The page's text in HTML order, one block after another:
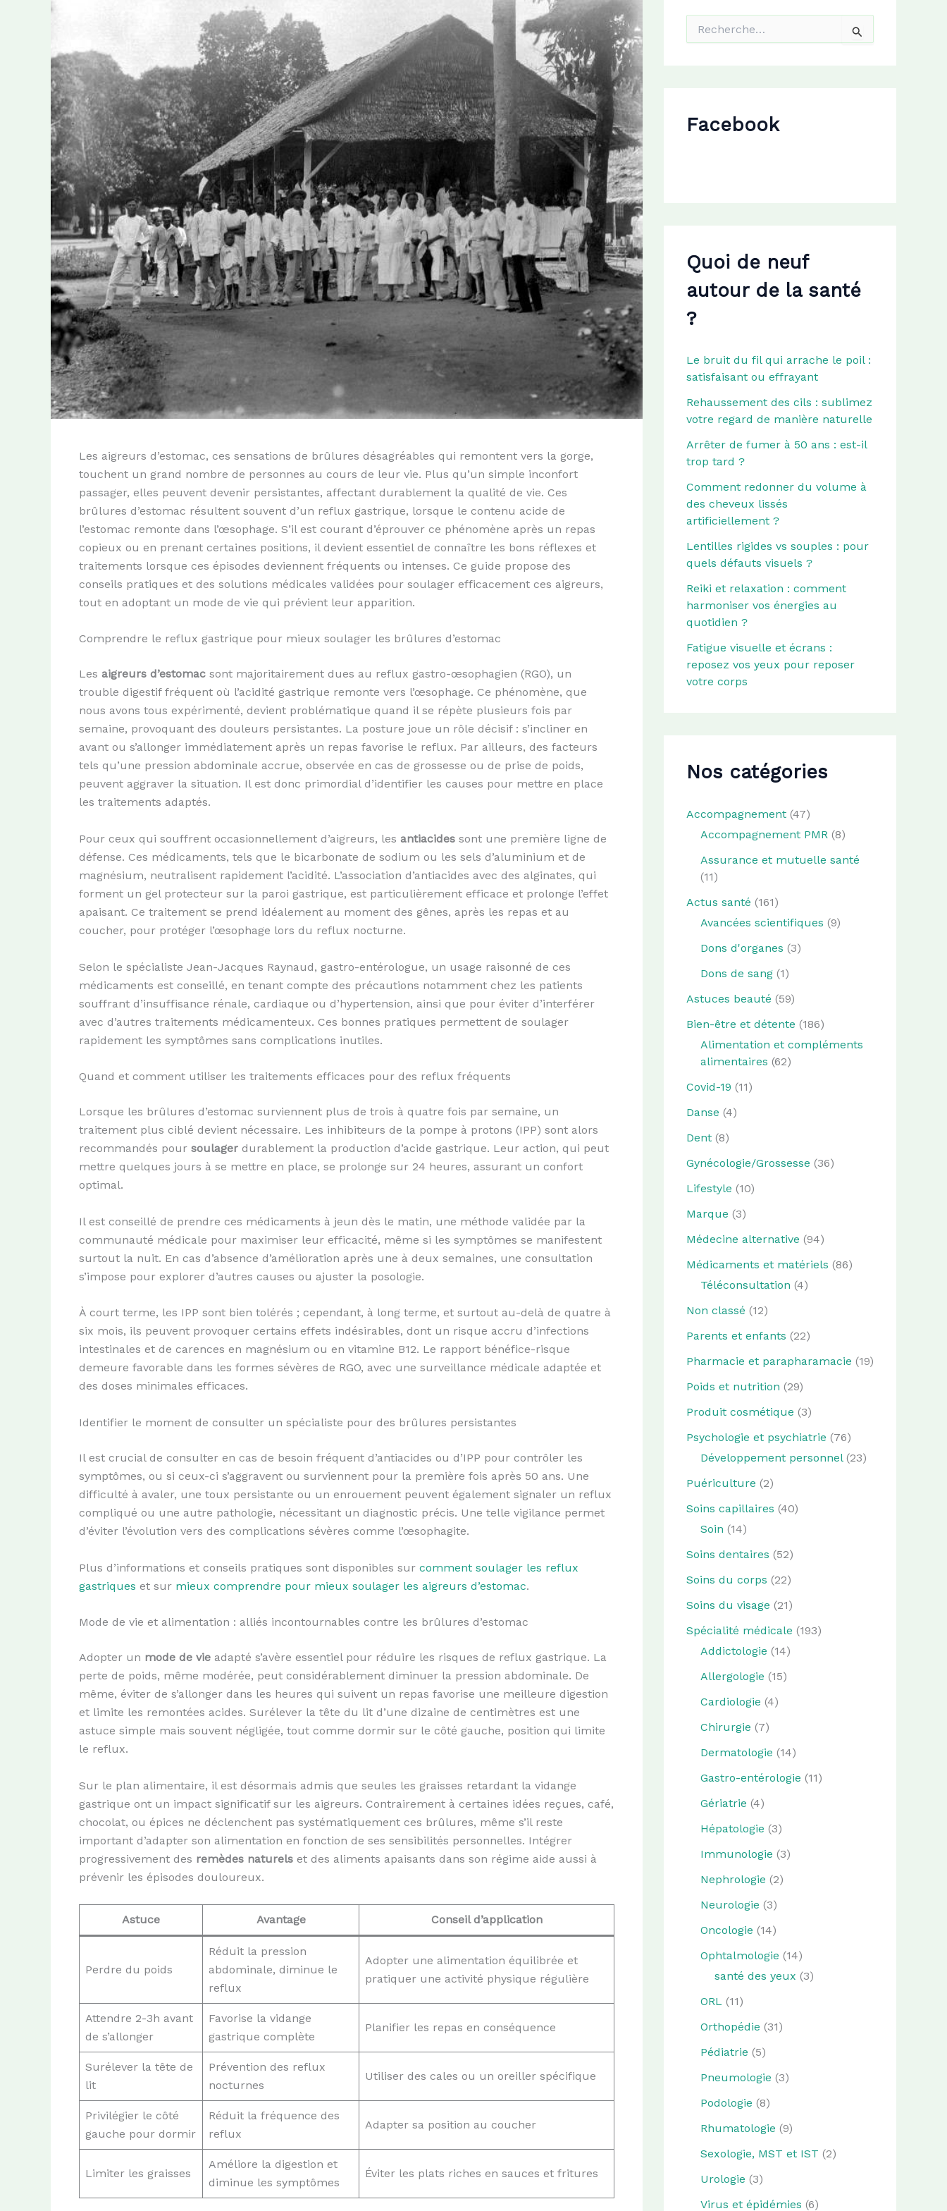
Les aigreurs d’estomac, ces sensations de brûlures désagréables qui remontent vers la gorge,
touchent un grand nombre de personnes au cours de leur vie. Plus qu’un simple inconfort
passager, elles peuvent devenir persistantes, affectant durablement la qualité de vie. Ces
brûlures d’estomac résultent souvent d’un reflux gastrique, lorsque le contenu acide de
l’estomac remonte dans l’œsophage. S’il est courant d’éprouver ce phénomène après un repas
copieux ou en prenant certaines positions, il devient essentiel de connaître les bons réflexes et
traitements lorsque ces épisodes deviennent fréquents ou intenses. Ce guide propose des
conseils pratiques et des solutions médicales validées pour soulager efficacement ces aigreurs,
tout en adoptant un mode de vie qui prévient leur apparition.
Comprendre le reflux gastrique pour mieux soulager les brûlures d’estomac
Les aigreurs d’estomac sont majoritairement dues au reflux gastro-œsophagien (RGO), un
trouble digestif fréquent où l’acidité gastrique remonte vers l’œsophage. Ce phénomène, que
nous avons tous expérimenté, devient problématique quand il se répète plusieurs fois par
semaine, provoquant des douleurs persistantes. La posture joue un rôle décisif : s’incliner en
avant ou s’allonger immédiatement après un repas favorise le reflux. Par ailleurs, des facteurs
tels qu’une pression abdominale accrue, observée en cas de grossesse ou de prise de poids,
peuvent aggraver la situation. Il est donc primordial d’identifier les causes pour mettre en place
les traitements adaptés.
Pour ceux qui souffrent occasionnellement d’aigreurs, les antiacides sont une première ligne de
défense. Ces médicaments, tels que le bicarbonate de sodium ou les sels d’aluminium et de
magnésium, neutralisent rapidement l’acidité. L’association d’antiacides avec des alginates, qui
forment un gel protecteur sur la paroi gastrique, est particulièrement efficace et prolonge l’effet
apaisant. Ce traitement se prend idéalement au moment des gênes, après les repas et au
coucher, pour protéger l’œsophage lors du reflux nocturne.
Selon le spécialiste Jean-Jacques Raynaud, gastro-entérologue, un usage raisonné de ces
médicaments est conseillé, en tenant compte des précautions notamment chez les patients
souffrant d’insuffisance rénale, cardiaque ou d’hypertension, ainsi que pour éviter d’interférer
avec d’autres traitements médicamenteux. Ces bonnes pratiques permettent de soulager
rapidement les symptômes sans complications inutiles.
Quand et comment utiliser les traitements efficaces pour des reflux fréquents
Lorsque les brûlures d’estomac surviennent plus de trois à quatre fois par semaine, un
traitement plus ciblé devient nécessaire. Les inhibiteurs de la pompe à protons (IPP) sont alors
recommandés pour soulager durablement la production d’acide gastrique. Leur action, qui peut
mettre quelques jours à se mettre en place, se prolonge sur 24 heures, assurant un confort
optimal.
Il est conseillé de prendre ces médicaments à jeun dès le matin, une méthode validée par la
communauté médicale pour maximiser leur efficacité, même si les symptômes se manifestent
surtout la nuit. En cas d’absence d’amélioration après une à deux semaines, une consultation
s’impose pour explorer d’autres causes ou ajuster la posologie.
À court terme, les IPP sont bien tolérés ; cependant, à long terme, et surtout au-delà de quatre à
six mois, ils peuvent provoquer certains effets indésirables, dont un risque accru d’infections
intestinales et de carences en magnésium ou en vitamine B12. Le rapport bénéfice-risque
demeure favorable dans les formes sévères de RGO, avec une surveillance médicale adaptée et
des doses minimales efficaces.
Identifier le moment de consulter un spécialiste pour des brûlures persistantes
Il est crucial de consulter en cas de besoin fréquent d’antiacides ou d’IPP pour contrôler les
symptômes, ou si ceux-ci s’aggravent ou surviennent pour la première fois après 50 ans. Une
difficulté à avaler, une toux persistante ou un enrouement peuvent également signaler un reflux
compliqué ou une autre pathologie, nécessitant un diagnostic précis. Une telle vigilance permet
d’éviter l’évolution vers des complications sévères comme l’œsophagite.
Plus d’informations et conseils pratiques sont disponibles sur comment soulager les reflux
gastriques et sur mieux comprendre pour mieux soulager les aigreurs d’estomac.
Mode de vie et alimentation : alliés incontournables contre les brûlures d’estomac
Adopter un mode de vie adapté s’avère essentiel pour réduire les risques de reflux gastrique. La
perte de poids, même modérée, peut considérablement diminuer la pression abdominale. De
même, éviter de s’allonger dans les heures qui suivent un repas favorise une meilleure digestion
et limite les remontées acides. Surélever la tête du lit d’une dizaine de centimètres est une
astuce simple mais souvent négligée, tout comme dormir sur le côté gauche, position qui limite
le reflux.
Sur le plan alimentaire, il est désormais admis que seules les graisses retardant la vidange
gastrique ont un impact significatif sur les aigreurs. Contrairement à certaines idées reçues, café,
chocolat, ou épices ne déclenchent pas systématiquement ces brûlures, même s’il reste
important d’adapter son alimentation en fonction de ses sensibilités personnelles. Intégrer
progressivement des remèdes naturels et des aliments apaisants dans son régime aide aussi à
prévenir les épisodes douloureux.
Astuce Avantage Conseil d’application
Perdre du poids
Réduit la pression
abdominale, diminue le
reflux
Adopter une alimentation équilibrée et
pratiquer une activité physique régulière
Attendre 2-3h avant
de s’allonger
Favorise la vidange
gastrique complète
Planifier les repas en conséquence
Surélever la tête de
lit
Prévention des reflux
nocturnes
Utiliser des cales ou un oreiller spécifique
Privilégier le côté
gauche pour dormir
Réduit la fréquence des
reflux
Adapter sa position au coucher
Limiter les graisses
Améliore la digestion et
diminue les symptômes
Éviter les plats riches en sauces et fritures
h
eFacebook
Quoi de neuf
autour de la santé
?
Le bruit du fil qui arrache le poil :
satisfaisant ou effrayant
Rehaussement des cils : sublimez
votre regard de manière naturelle
Arrêter de fumer à 50 ans : est-il
trop tard ?
Comment redonner du volume à
des cheveux lissés
artificiellement ?
Lentilles rigides vs souples : pour
quels défauts visuels ?
Reiki et relaxation : comment
harmoniser vos énergies au
quotidien ?
Fatigue visuelle et écrans :
reposez vos yeux pour reposer
votre corps
Nos catégories
Accompagnement (47)
Accompagnement PMR (8)
Assurance et mutuelle santé
(11)
Actus santé (161)
Avancées scientifiques (9)
Dons d'organes (3)
Dons de sang (1)
Astuces beauté (59)
Bien-être et détente (186)
Alimentation et compléments
alimentaires (62)
Covid-19 (11)
Danse (4)
Dent (8)
Gynécologie/Grossesse (36)
Lifestyle (10)
Marque (3)
Médecine alternative (94)
Médicaments et matériels (86)
Téléconsultation (4)
Non classé (12)
Parents et enfants (22)
Pharmacie et parapharamacie (19)
Poids et nutrition (29)
Produit cosmétique (3)
Psychologie et psychiatrie (76)
Développement personnel(23)
Puériculture (2)
Soins capillaires (40)
Soin (14)
Soins dentaires (52)
Soins du corps (22)
Soins du visage (21)
Spécialité médicale (193)
Addictologie (14)
Allergologie (15)
Cardiologie (4)
Chirurgie (7)
Dermatologie (14)
Gastro-entérologie (11)
Gériatrie (4)
Hépatologie (3)
Immunologie (3)
Nephrologie (2)
Neurologie (3)
Oncologie (14)
Ophtalmologie (14)
santé des yeux (3)
ORL (11)
Orthopédie (31)
Pédiatrie (5)
Pneumologie (3)
Podologie (8)
Rhumatologie (9)
Sexologie, MST et IST (2)
Urologie (3)
Virus et épidémies (6)